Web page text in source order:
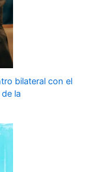
bilateral con el
la